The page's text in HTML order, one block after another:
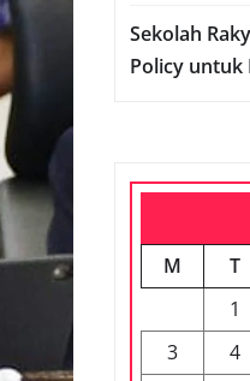
Sekolah
Policy untuk
M
T
1
3
4